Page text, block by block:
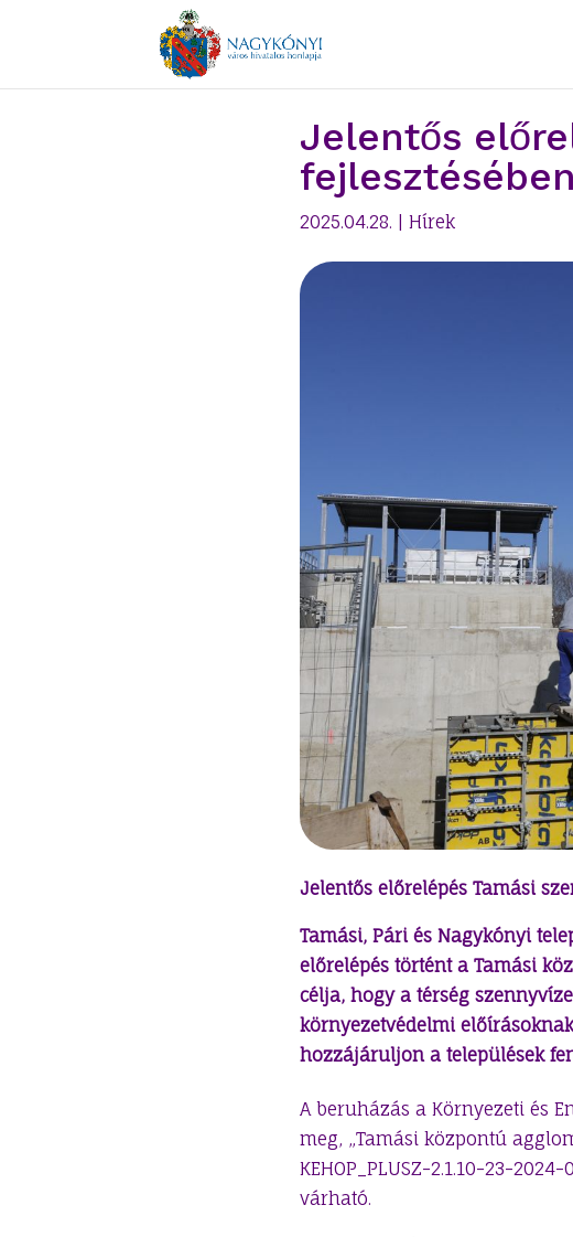
Jelentős
fejlesztésében
2025.04.28. Hírek
Jelentős előrelépés Tamási
Tamási, Pári és Nagykónyi
előrelépés történt a Tamási
célja, hogy a térség
környezetvédelmi
hozzájáruljon a települések
A beruházás a Környezeti és
meg, „Tamási központú
KEHOP_PLUSZ-2.1.10-23-
várható.